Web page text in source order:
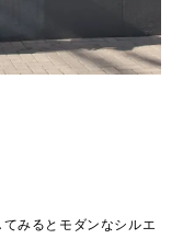
みるとモダンなシルエ